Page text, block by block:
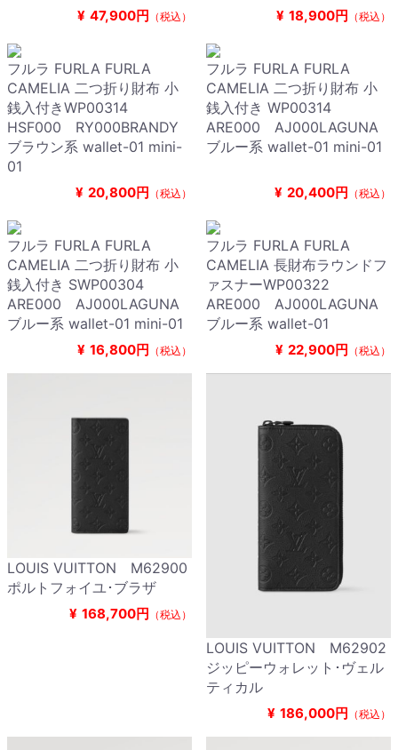
¥ 47,900円 （税込） ¥ 18,900円 （税込）
フルラ FURLA FURLA
CAMELIA 二つ折り財布 小
銭入付きWP00314
HSF000 RY000BRANDY
ブラウン系 wallet-01 mini-
01
¥ 20,800円 （税込）
フルラ FURLA FURLA
CAMELIA 二つ折り財布 小
銭入付き WP00314
ARE000 AJ000LAGUNA
ブルー系 wallet-01 mini-01
¥ 20,400円 （税込）
フルラ FURLA FURLA
CAMELIA 二つ折り財布 小
銭入付き SWP00304
ARE000 AJ000LAGUNA
ブルー系 wallet-01 mini-01
¥ 16,800円 （税込）
フルラ FURLA FURLA
CAMELIA 長財布ラウンドフ
ァスナーWP00322
ARE000 AJ000LAGUNA
ブルー系 wallet-01
¥ 22,900円 （税込）
LOUIS VUITTON M62900
ポルトフォイユ･ブラザ
¥ 168,700円 （税込）
LOUIS VUITTON M62902
ジッピーウォレット･ヴェル
ティカル
¥ 186,000円 （税込）